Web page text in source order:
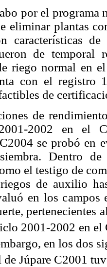
por el
eliminar plantas
características
de temporal
riego normal en
con el registro
de
de
2002 en el
se probó en
Dentro
el testigo de
de auxilio
en los campos
2001-2002 en el
en los dos
de Júpare C2001